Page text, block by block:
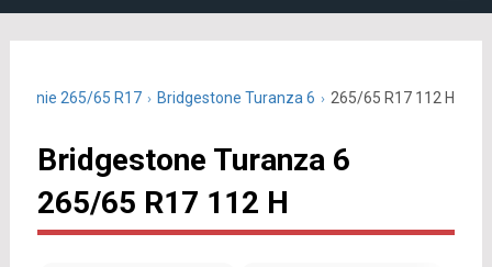
letnie 265/65 R17 Bridgestone Turanza 6 265/65 R17 112 H
Bridgestone Turanza 6
265/65 R17 112 H